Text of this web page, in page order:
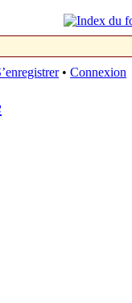
• Connexion